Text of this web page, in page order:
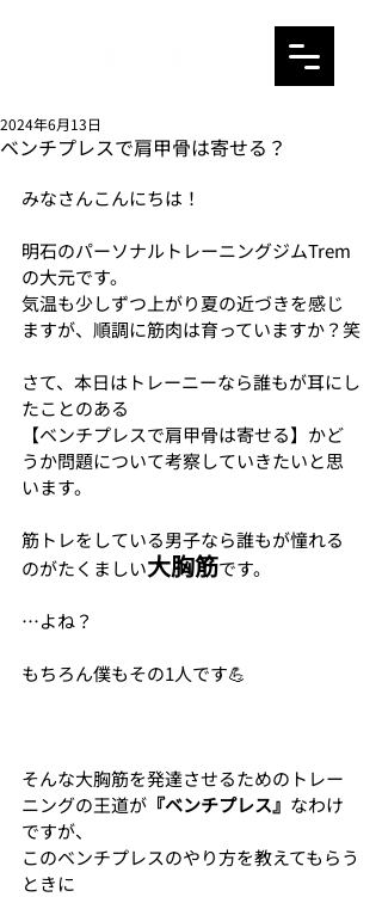
ベンチプレスで肩甲骨は寄せる？
2024年6月13日
みなさんこんにちは！
明石のパーソナルトレーニングジムTrem
の大元です。
気温も少しずつ上がり夏の近づきを感じ
ますが、順調に筋肉は育っていますか？笑
さて、本日はトレーニーなら誰もが耳にし
たことのある
【ベンチプレスで肩甲骨は寄せる】かど
うか問題について考察していきたいと思
います。
筋トレをしている男子なら誰もが憧れる
のがたくましい大胸筋です。
…よね？
もちろん僕もその1人です💪
そんな大胸筋を発達させるためのトレー
ニングの王道が 『ベンチプレス』 なわけ
ですが、
このベンチプレスのやり方を教えてもらう
ときに